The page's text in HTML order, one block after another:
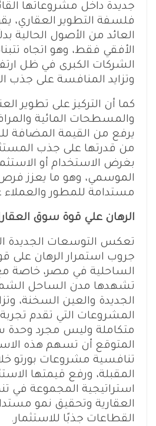
جديدة داخل مشروعاتها
فلسفة التطوير العقاري،
العائد من الأصول الحالية
الأفقي فقط، وهو اتجاه
الشركات الكبرى في ظل
وتزايد المنافسة على جذب
كما أن التركيز على تطوير
والمسطحات المائية
يرفع من القيمة المضافة
من قدرتها على جذب
بغرض الاستخدام أو
الموسمي، وهو ما يعزز
مستدامة للمطور
الرهان علي قوة سوق
تعكس التوسعات الجديدة
جروب استمرار الرهان على
الساحلية في مصر، خاصة
تشهدها مدن الساحل
الجديدة والعين السخنة،
المشروعات التي تقدم
متكاملة وليس مجرد وحدة
المتوقع أن تسهم هذه
تنافسية مشروعات بورتو
المقبلة، ورفع قيمتها
استراتيجية المجموعة في
العقارية وتحقيق نمو
القطاعات جذبًا للاستثمار.